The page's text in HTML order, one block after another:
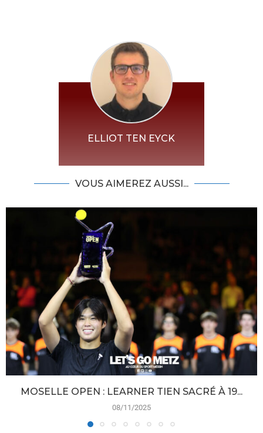
ELLIOT TEN EYCK
VOUS AIMEREZ AUSSI...
MOSELLE OPEN : LEARNER TIEN SACRÉ À 19...
08/11/2025